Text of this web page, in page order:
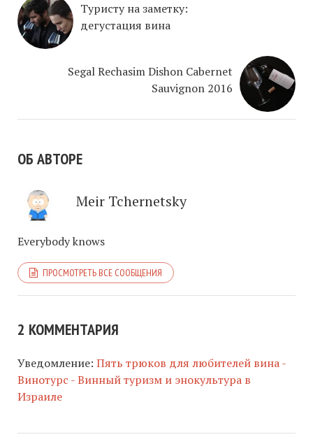
Туристу на заметку:
дегустация вина
Segal Rechasim Dishon Cabernet
Sauvignon 2016
ОБ АВТОРЕ
Meir Tchernetsky
Everybody knows
ПРОСМОТРЕТЬ ВСЕ СООБЩЕНИЯ
2 КОММЕНТАРИЯ
Уведомление: Пять трюков для любителей вина -
Винотурс - Винный туризм и энокультура в
Израиле